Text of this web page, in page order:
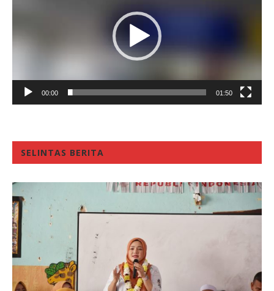
00:00 01:50
SELINTAS BERITA